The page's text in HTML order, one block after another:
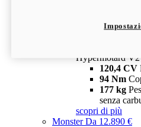
Depotenziata
configura scopri
Hypermotard V2
120,4 CV
94 Nm
177 kg
senza
scopri di più
MonsterDa 12.890 €